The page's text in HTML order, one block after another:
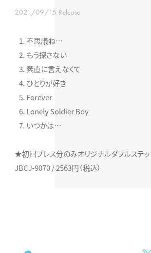
2021/09/15 Release
不思議ね…
もう探さない
素直に言えなくて
ひとりが好き
Forever
Lonely Soldier Boy
いつかは…
★初回プレス分のみオリジナルダブルステ
JBCJ-9070 / 2563円（税込）